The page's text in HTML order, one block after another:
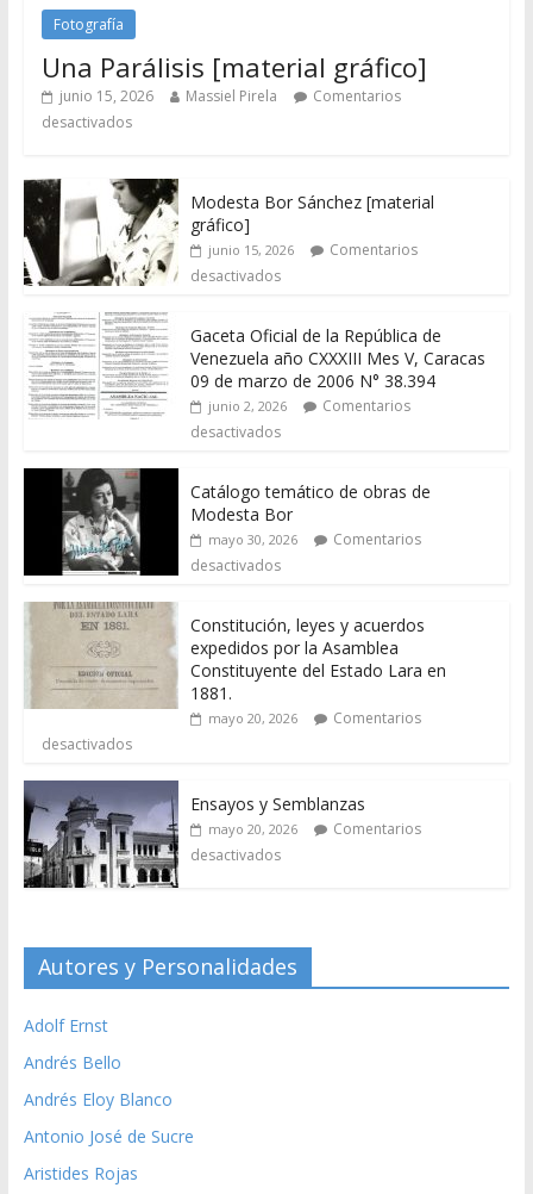
Fotografía
Una Parálisis [material gráfico]
junio 15, 2026 Massiel Pirela
Comentarios
desactivados
Modesta Bor Sánchez [material
gráfico]
junio 15, 2026
Comentarios
desactivados
Gaceta Oficial de la República de
Venezuela año CXXXIII Mes V, Caracas
09 de marzo de 2006 N° 38.394
junio 2, 2026
Comentarios
desactivados
Catálogo temático de obras de
Modesta Bor
mayo 30, 2026
Comentarios
desactivados
Constitución, leyes y acuerdos
expedidos por la Asamblea
Constituyente del Estado Lara en
1881.
mayo 20, 2026
Comentarios
desactivados
Ensayos y Semblanzas
mayo 20, 2026
Comentarios
desactivados
Autores y Personalidades
Adolf Ernst
Andrés Bello
Andrés Eloy Blanco
Antonio José de Sucre
Aristides Rojas